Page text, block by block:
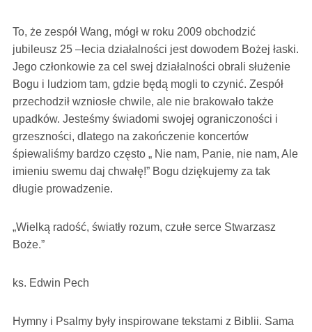
To, że zespół Wang, mógł w roku 2009 obchodzić
jubileusz 25 –lecia działalności jest dowodem Bożej łaski.
Jego członkowie za cel swej działalności obrali służenie
Bogu i ludziom tam, gdzie będą mogli to czynić. Zespół
przechodził wzniosłe chwile, ale nie brakowało także
upadków. Jesteśmy świadomi swojej ograniczoności i
grzeszności, dlatego na zakończenie koncertów
śpiewaliśmy bardzo często „ Nie nam, Panie, nie nam, Ale
imieniu swemu daj chwałę!” Bogu dziękujemy za tak
długie prowadzenie.
„Wielką radość, światły rozum, czułe serce Stwarzasz
Boże.”
ks. Edwin Pech
Hymny i Psalmy były inspirowane tekstami z Biblii. Sama